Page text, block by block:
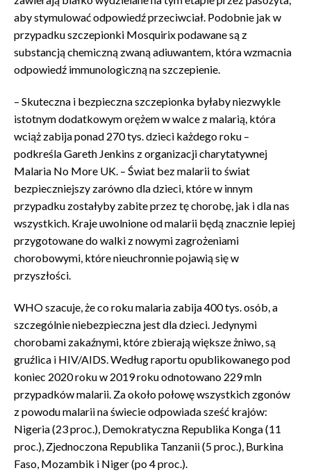
aby stymulować odpowiedź przeciwciał. Podobnie jak w
przypadku szczepionki Mosquirix podawane są z
substancją chemiczną zwaną adiuwantem, która wzmacnia
odpowiedź immunologiczną na szczepienie.
– Skuteczna i bezpieczna szczepionka byłaby niezwykle
istotnym dodatkowym orężem w walce z malarią, która
wciąż zabija ponad 270 tys. dzieci każdego roku –
podkreśla Gareth Jenkins z organizacji charytatywnej
Malaria No More UK. – Świat bez malarii to świat
bezpieczniejszy zarówno dla dzieci, które w innym
przypadku zostałyby zabite przez tę chorobę, jak i dla nas
wszystkich. Kraje uwolnione od malarii będą znacznie lepiej
przygotowane do walki z nowymi zagrożeniami
chorobowymi, które nieuchronnie pojawią się w
przyszłości.
WHO szacuje, że co roku malaria zabija 400 tys. osób, a
szczególnie niebezpieczna jest dla dzieci. Jedynymi
chorobami zakaźnymi, które zbierają większe żniwo, są
gruźlica i HIV/AIDS. Według raportu opublikowanego pod
koniec 2020 roku w 2019 roku odnotowano 229 mln
przypadków malarii. Za około połowę wszystkich zgonów
z powodu malarii na świecie odpowiada sześć krajów:
Nigeria (23 proc.), Demokratyczna Republika Konga (11
proc.), Zjednoczona Republika Tanzanii (5 proc.), Burkina
Faso, Mozambik i Niger (po 4 proc.).